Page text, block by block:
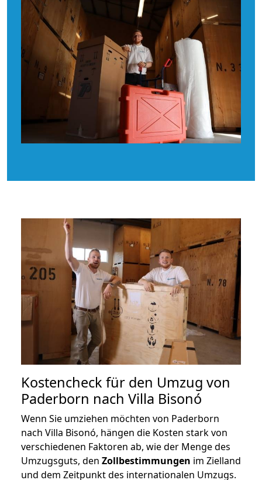
Kostencheck für den Umzug von
Paderborn nach Villa Bisonó
Wenn Sie umziehen möchten von Paderborn
nach Villa Bisonó, hängen die Kosten stark von
verschiedenen Faktoren ab, wie der Menge des
Umzugsguts, den Zollbestimmungen im Zielland
und dem Zeitpunkt des internationalen Umzugs.